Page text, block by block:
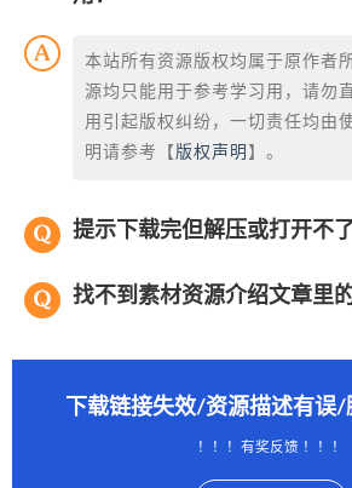
本站所有资源版权均属于原作者
源均只能用于参考学习用，请勿
用引起版权纠纷，一切责任均由
明请参考【 版权声明 】。
提示下载完但解压或打开不了
找不到素材资源介绍文章里
下载链接失效/资源描述有误
！！！有奖反馈 ！！！